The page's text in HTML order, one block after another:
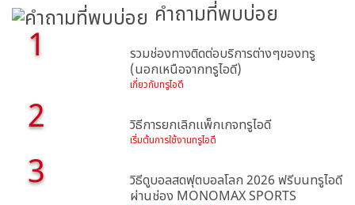
คำถามที่พบบ่อย
1
รวมช่องทางติดต่อบริการต่างๆของทรู
(นอกเหนือจากทรูไอดี)
เกี่ยวกับทรูไอดี
2 วิธีการยกเลิกเเพ็กเกจทรูไอดี
เริ่มต้นการใช้งานทรูไอดี
3
วิธีดูบอลสดฟุตบอลโลก 2026 ฟรีบนทรูไอดี
ผ่านช่อง MONOMAX SPORTS